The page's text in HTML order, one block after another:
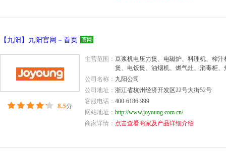
【九阳】九阳官网－首页
8.5分
主营范围：豆浆机电压力煲、电磁炉、料理机、榨
煲、电饭煲、油烟机、燃气灶、消毒柜、
公司名称： 九阳公司
公司地址：浙江省杭州经济开发区22号大街52号
客服电话：400-6186-999
网站地址：http://www.joyoung.com.cn/
商家详情： 点击查看商家及产品详细介绍